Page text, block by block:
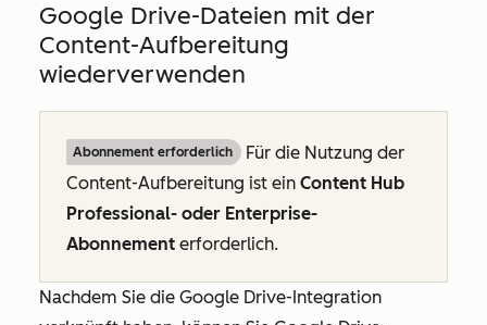
Google Drive-Dateien mit der
Content-Aufbereitung
wiederverwenden
Abonnement erforderlich
Für die Nutzung der
Content-Aufbereitung ist ein Content Hub
Professional- oder Enterprise-
Abonnement erforderlich.
Nachdem Sie die Google Drive-Integration